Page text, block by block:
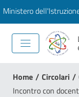
Ministero
Home / Circolari /
Incontro con